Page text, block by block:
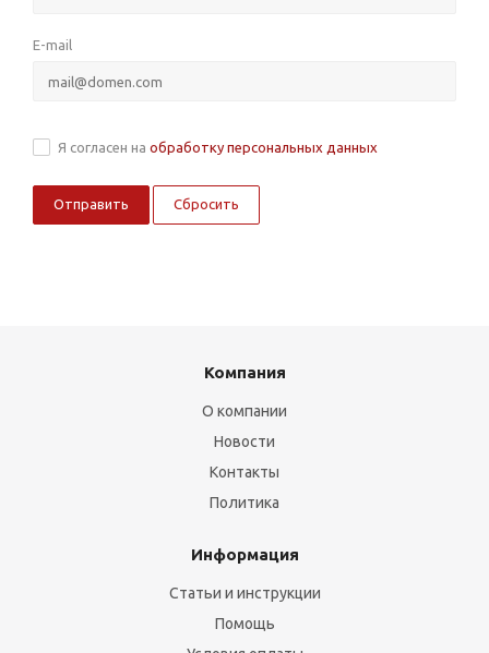
E-mail
Я согласен на обработку персональных данных
Сбросить
Компания
О компании
Новости
Контакты
Политика
Информация
Статьи и инструкции
Помощь